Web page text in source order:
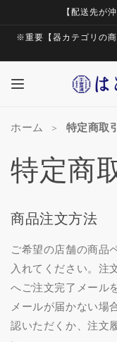
【配送先が
※重要【器カテゴリの
ホーム > 特定商取
特定商
商品注文方法
ご希望の店舗の商品
入れてください。注
へご注文完了メール
メールが届かない場
認いただくか、注文